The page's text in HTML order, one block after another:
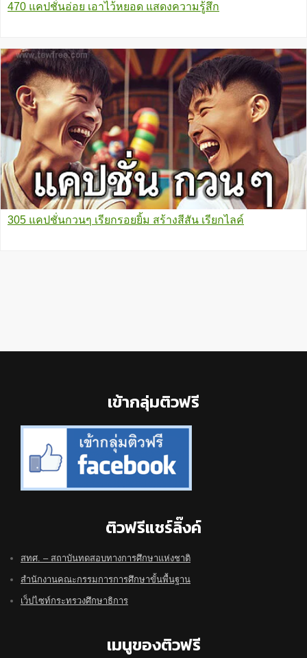
470 แคปชั่นอ่อย เอาไว้หยอด แสดงความรู้สึก
305 แคปชั่นกวนๆ เรียกรอยยิ้ม สร้างสีสัน เรียกไลค์
เข้ากลุ่มติวฟรี
ติวฟรีแชร์ลิ๊งค์
สทศ. – สถาบันทดสอบทางการศึกษาแห่งชาติ
สำนักงานคณะกรรมการการศึกษาขั้นพื้นฐาน
เว็ปไซท์กระทรวงศึกษาธิการ
เมนูของติวฟรี